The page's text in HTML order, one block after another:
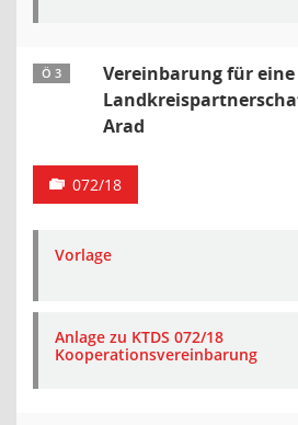
Ö 3
Vereinbarung für eine
Arad
072/18
Vorlage
Anlage zu KTDS 072/18
Kooperationsvereinbarung